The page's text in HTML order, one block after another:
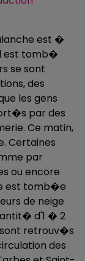
est �
est tomb�
se sont
des
les gens
par des
Ce matin,
Certaines
par
ou encore
est tomb�e
de neige
d'1 � 2
sont retrouv�s
des